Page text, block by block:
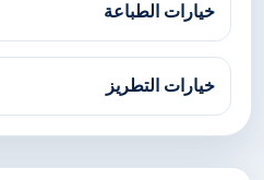
خيارات الطباعة
خيارات التطريز